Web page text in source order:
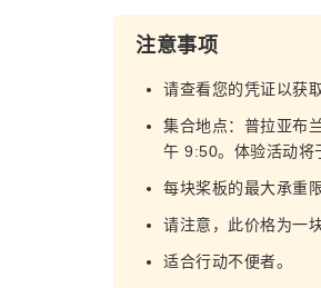
注意事项
请查看您的凭证以获
集合地点：普拉亚布
午 9:50。体验活动将
每块桨板的最大承重
请注意，此价格为一
适合行动不便者。